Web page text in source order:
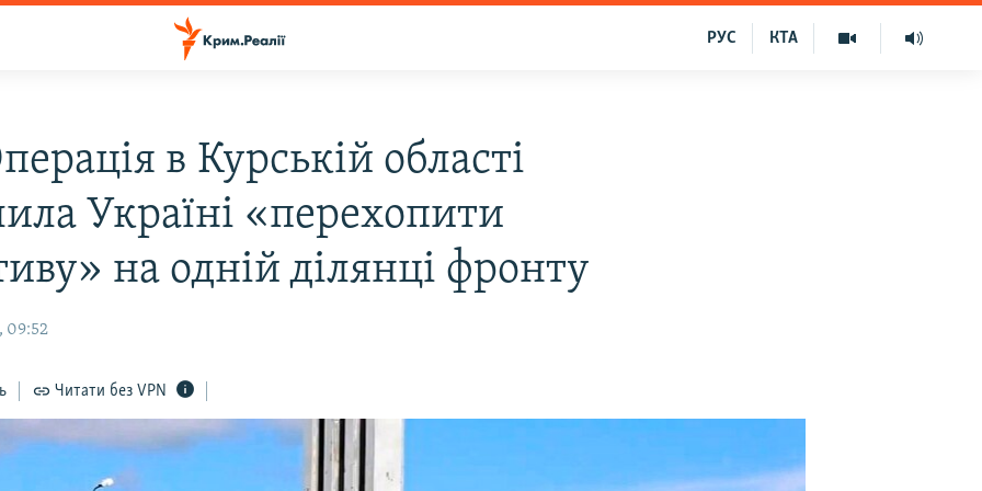
КТА
РУС
в Курській області
Україні «перехопити
на одній ділянці фронту
09:52
Читати без VPN